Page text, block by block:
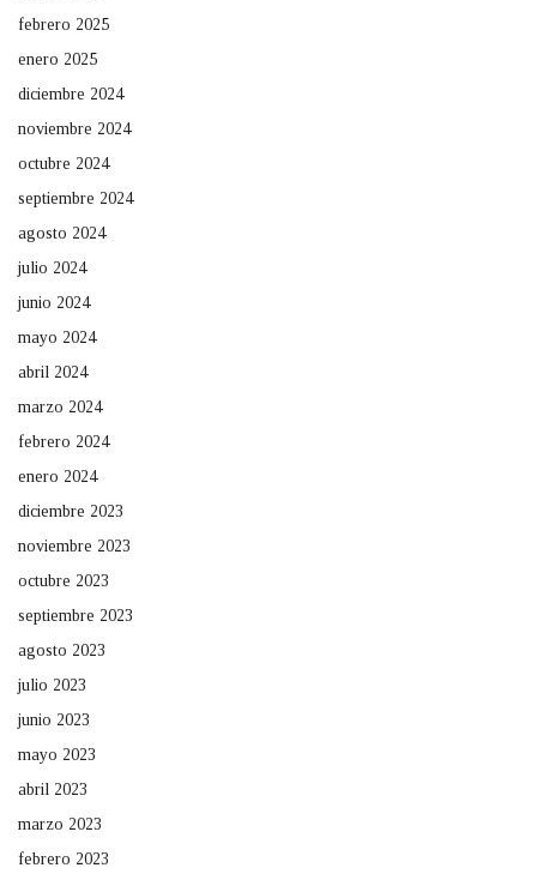
febrero 2025
enero 2025
diciembre 2024
noviembre 2024
octubre 2024
septiembre 2024
agosto 2024
julio 2024
junio 2024
mayo 2024
abril 2024
marzo 2024
febrero 2024
enero 2024
diciembre 2023
noviembre 2023
octubre 2023
septiembre 2023
agosto 2023
julio 2023
junio 2023
mayo 2023
abril 2023
marzo 2023
febrero 2023